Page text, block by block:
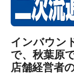
インバウン
で、秋葉原
店舗経営者